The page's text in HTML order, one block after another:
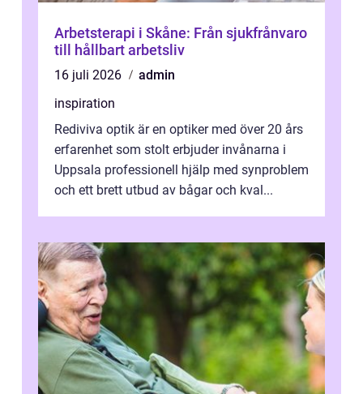
Arbetsterapi i Skåne: Från sjukfrånvaro
till hållbart arbetsliv
16 juli 2026
admin
inspiration
Rediviva optik är en optiker med över 20 års
erfarenhet som stolt erbjuder invånarna i
Uppsala professionell hjälp med synproblem
och ett brett utbud av bågar och kval...